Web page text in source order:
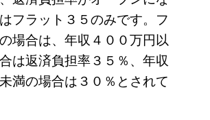
フラット３５のみです。フ
場合は、年収４００万円以
は返済負担率３５％、年収
満の場合は３０％とされて